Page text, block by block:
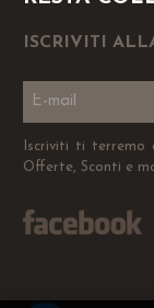
ISCRIVITI
Iscriviti ti terremo
Offerte, Sconti e